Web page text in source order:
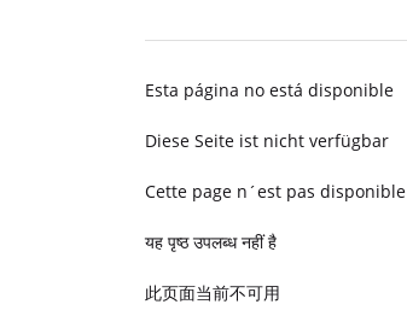
Esta página no está disponible
Diese Seite ist nicht verfügbar
Cette page n´est pas disponible
यह पृष्ठ उपलब्ध नहीं है
此页面当前不可用